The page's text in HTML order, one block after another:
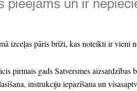
pieejams un ir
izceļas pāris brīži, kas noteikti ir vieni
pirmais gads Satversmes aizsardzības
instrukciju iepazīšana un